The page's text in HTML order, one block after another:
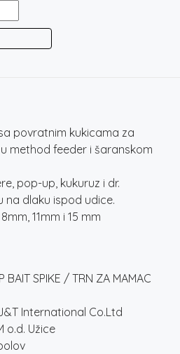
povratnim kukicama za
method feeder i šaranskom
pop-up, kukuruz i dr.
na dlaku ispod udice.
11mm i 15 mm
BAIT SPIKE / TRN ZA MAMAC
International Co.Ltd
o.d. Užice